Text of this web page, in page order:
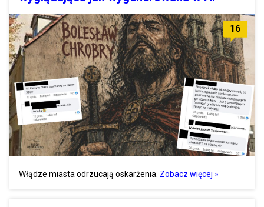
16
Włądze miasta odrzucają oskarżenia. Zobacz więcej »